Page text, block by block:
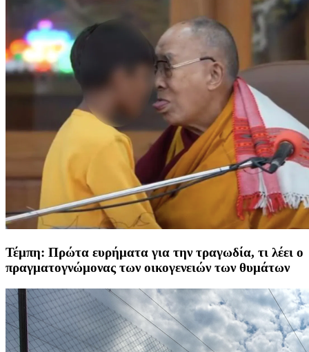
Τέμπη: Πρώτα ευρήματα για την τραγωδία, τι λέει ο
πραγματογνώμονας των οικογενειών των θυμάτων